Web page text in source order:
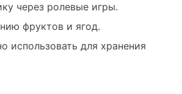
через ролевые игры.
фруктов и ягод.
для хранения